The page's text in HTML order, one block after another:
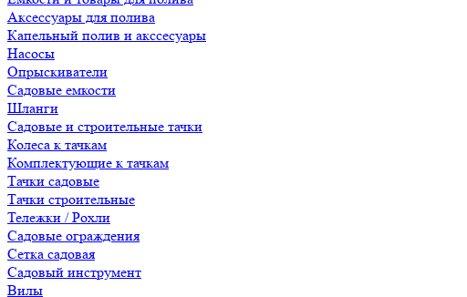
Аксессуары для полива
Капельный полив и акссесуары
Насосы
Опрыскиватели
Садовые емкости
Шланги
Садовые и строительные тачки
Колеса к тачкам
Комплектующие к тачкам
Тачки садовые
Тачки строительные
Тележки / Рохли
Садовые ограждения
Сетка садовая
Садовый инструмент
Вилы